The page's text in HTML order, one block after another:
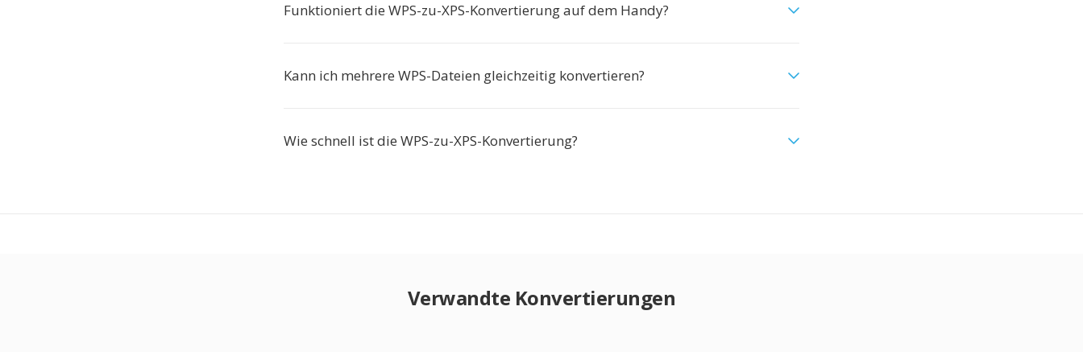
Funktioniert die WPS-zu-XPS-Konvertierung auf dem Handy?
Kann ich mehrere WPS-Dateien gleichzeitig konvertieren?
Wie schnell ist die WPS-zu-XPS-Konvertierung?
Verwandte Konvertierungen